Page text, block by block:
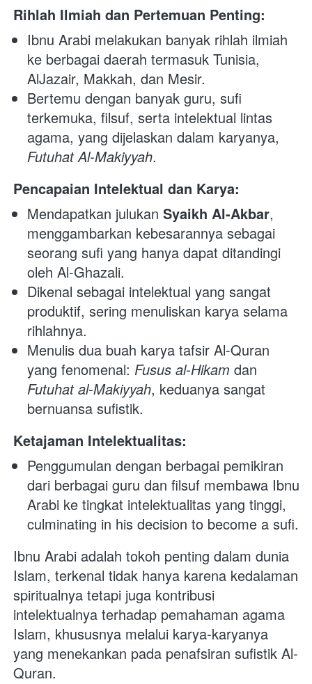
Rihlah Ilmiah dan Pertemuan Penting:
Ibnu Arabi melakukan banyak rihlah ilmiah
ke berbagai daerah termasuk Tunisia,
AlJazair, Makkah, dan Mesir.
Bertemu dengan banyak guru, sufi
terkemuka, filsuf, serta intelektual lintas
Futuhat Al-Makiyyah.
Pencapaian Intelektual dan Karya:
Mendapatkan julukan Syaikh Al-Akbar,
menggambarkan kebesarannya sebagai
seorang sufi yang hanya dapat ditandingi
oleh Al-Ghazali.
Dikenal sebagai intelektual yang sangat
produktif, sering menuliskan karya selama
rihlahnya.
Menulis dua buah karya tafsir Al-Quran
yang fenomenal: Fusus al-Hikam
Futuhat al-Makiyyah, keduanya sangat
bernuansa sufistik.
Ketajaman Intelektualitas:
Penggumulan dengan berbagai pemikiran
dari berbagai guru dan filsuf membawa Ibnu
Arabi ke tingkat intelektualitas yang tinggi,
culminating in his decision to become a sufi.
Ibnu Arabi adalah tokoh penting dalam dunia
Islam, terkenal tidak hanya karena kedalaman
spiritualnya tetapi juga kontribusi
intelektualnya terhadap pemahaman agama
Islam, khususnya melalui karya-karyanya
yang menekankan pada penafsiran sufistik Al-
Quran.